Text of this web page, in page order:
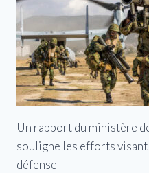
Un rapport du ministère
souligne les efforts
défense